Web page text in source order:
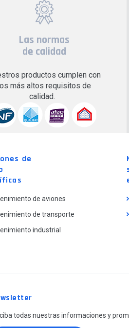
Las normas
de calidad
productos cumplen con
más altos requisitos de
calidad.
de
de aviones
de transporte
industrial
todas nuestras informaciones y